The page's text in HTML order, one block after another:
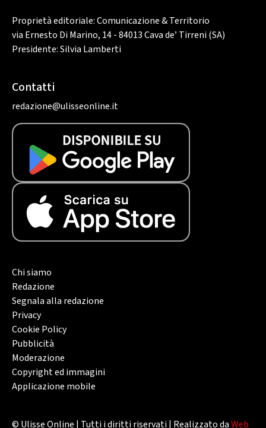
Proprietà editoriale: Comunicazione & Territorio
via Ernesto Di Marino, 14 - 84013 Cava de’ Tirreni (SA)
Presidente: Silvia Lamberti
Contatti
redazione@ulisseonline.it
Chi siamo
Redazione
Segnala alla redazione
Privacy
Cookie Policy
Pubblicità
Moderazione
Copyright ed immagini
Applicazione mobile
© Ulisse Online | Tutti i diritti riservati | Realizzato daWeb